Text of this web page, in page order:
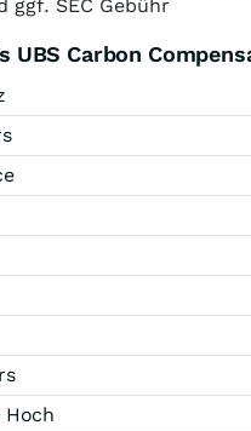
ggf. SEC Gebühr
UBS Carbon
Hoch